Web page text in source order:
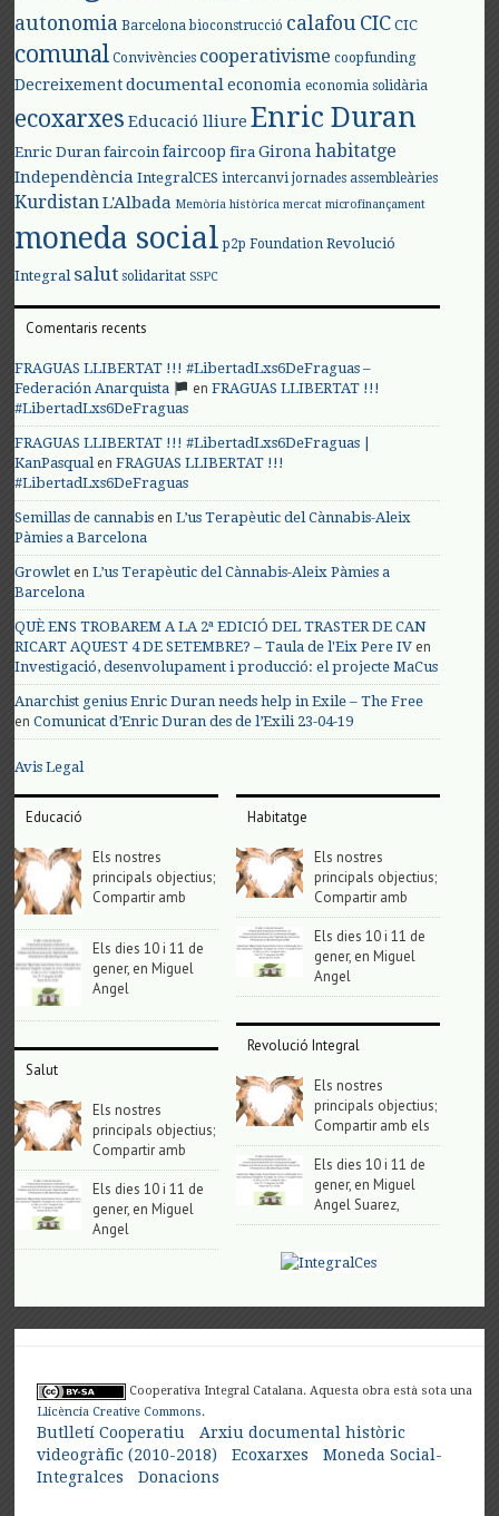
autonomia Barcelona bioconstrucció calafouCIC CIC
comunal Convivències cooperativisme coopfunding
Decreixement documental economia economia solidària
ecoxarxes Educació lliure Enric Duran
Enric Duran faircoin faircoop fira Girona habitatge
Independència IntegralCES intercanvi jornades assembleàries
KurdistanL'Albada Memòria històrica mercat microfinançament
moneda social p2p Foundation Revolució
Integral salut solidaritat SSPC
Comentaris recents
FRAGUAS LLIBERTAT !!! #LibertadLxs6DeFraguas –
Federación Anarquista
enFRAGUAS LLIBERTAT !!!
#LibertadLxs6DeFraguas
FRAGUAS LLIBERTAT !!! #LibertadLxs6DeFraguas |
KanPasqualenFRAGUAS LLIBERTAT !!!
#LibertadLxs6DeFraguas
Semillas de cannabis enL’us Terapèutic del Cànnabis-Aleix
Pàmies a Barcelona
Growlet enL’us Terapèutic del Cànnabis-Aleix Pàmies a
Barcelona
QUÈ ENS TROBAREM A LA 2ª EDICIÓ DEL TRASTER DE CAN
RICART AQUEST 4 DE SETEMBRE? – Taula de l'Eix Pere IV en
Investigació, desenvolupament i producció: el projecte MaCus
Anarchist genius Enric Duran needs help in Exile – The Free
enComunicat d’Enric Duran des de l’Exili 23-04-19
Avis Legal
Educació
Els nostres
principals objectius;
Compartir amb
Els dies 10 i 11 de
gener, en Miguel
Angel
Salut
Els nostres
principals objectius;
Compartir amb
Els dies 10 i 11 de
gener, en Miguel
Angel
Habitatge
Els nostres
principals objectius;
Compartir amb
Els dies 10 i 11 de
gener, en Miguel
Angel
Revolució Integral
Els nostres
principals objectius;
Compartir amb els
Els dies 10 i 11 de
gener, en Miguel
Angel Suarez,
Cooperativa Integral Catalana. Aquesta obra està sota una
Llicència Creative Commons.
Butlletí Cooperatiu
Arxiu documental històric
videogràfic (2010-2018)
Ecoxarxes
Moneda Social-
Integralces
Donacions